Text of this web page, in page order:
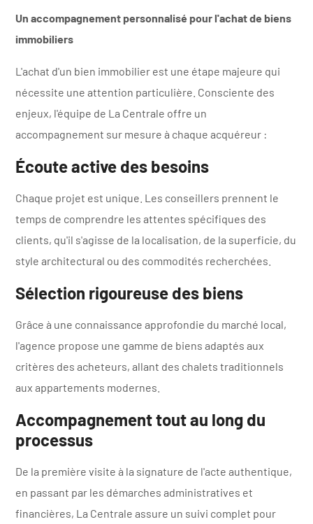
Un accompagnement personnalisé pour l'achat de biens
immobiliers
L'achat d'un bien immobilier est une étape majeure qui
nécessite une attention particulière. Consciente des
enjeux, l'équipe de La Centrale offre un
accompagnement sur mesure à chaque acquéreur :
Écoute active des besoins
Chaque projet est unique. Les conseillers prennent le
temps de comprendre les attentes spécifiques des
clients, qu'il s'agisse de la localisation, de la superficie, du
style architectural ou des commodités recherchées.
Sélection rigoureuse des biens
Grâce à une connaissance approfondie du marché local,
l'agence propose une gamme de biens adaptés aux
critères des acheteurs, allant des chalets traditionnels
aux appartements modernes.
Accompagnement tout au long du
processus
De la première visite à la signature de l'acte authentique,
en passant par les démarches administratives et
financières, La Centrale assure un suivi complet pour